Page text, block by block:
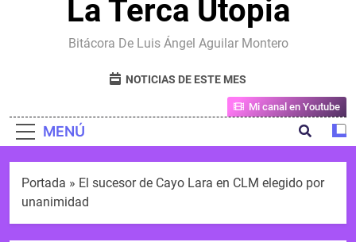
La Terca Utopia
Bitácora De Luis Ángel Aguilar Montero
NOTICIAS DE ESTE MES
MENÚ
Mi canal en Youtube
Portada » El sucesor de Cayo Lara en CLM elegido por
unanimidad